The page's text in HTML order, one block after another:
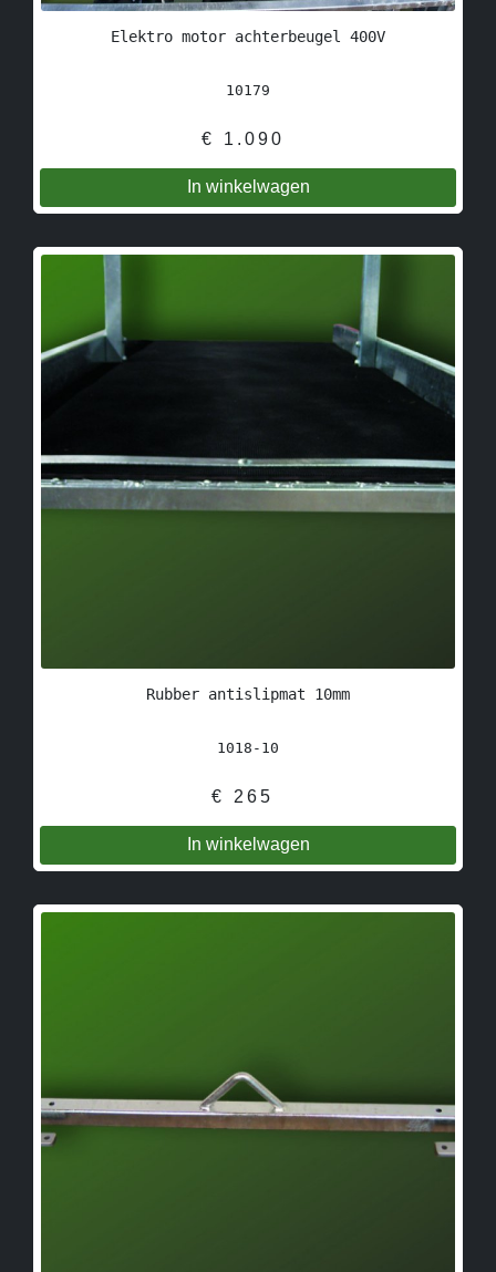
Elektro motor achterbeugel 400V
10179
€ 1.090
Rubber antislipmat 10mm
1018-10
€ 265